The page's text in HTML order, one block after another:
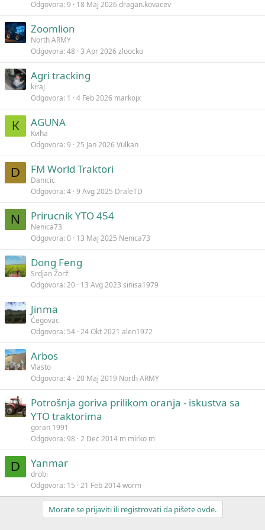
Odgovora 9 18 Maj 2026 dragan.kovacev
Zoomlion
North ARMY
Odgovora 48 3 Apr 2026 zloocko
Agri tracking
kiraj
Odgovora 1 4 Feb 2026 markojx
К AGUNA
Кића
Odgovora 9 25 Jan 2026 Vulkan
D FM World Traktori
Danicic
Odgovora 4 9 Avg 2025 DraleTD
N Prirucnik YTO 454
Nenica73
Odgovora 0 13 Maj 2025 Nenica73
Dong Feng
Srdjan Žorž
Odgovora 20 13 Avg 2023 sinisa1979
Jinma
Ćegovac
Odgovora 54 24 Okt 2021 alen1972
Arbos
Vlasto
Odgovora 4 20 Maj 2019 North ARMY
Potrošnja goriva prilikom oranja - iskustva sa
YTO traktorima
goran 1991
Odgovora 98 2 Dec 2014 m mirko m
D Yanmar
drobi
Odgovora 15 21 Feb 2014worm
Morate se prijaviti ili registrovati da pišete ovde.